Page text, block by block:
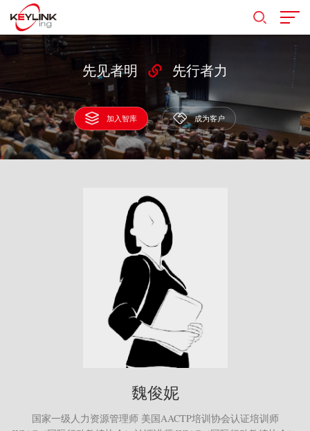
先见者明 先行者力
加入智库 成为客户
魏俊妮
国家一级人力资源管理师 美国AACTP培训协会认证培训师